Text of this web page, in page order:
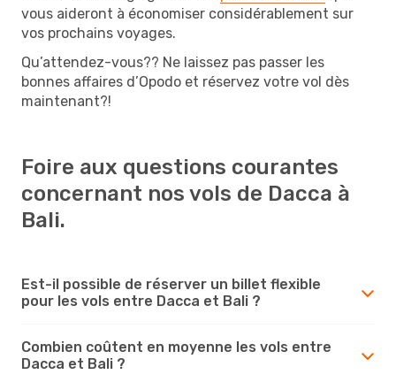
vous aideront à économiser considérablement sur
vos prochains voyages.
Qu’attendez-vous?? Ne laissez pas passer les
bonnes affaires d’Opodo et réservez votre vol dès
maintenant?!
Foire aux questions courantes
concernant nos vols de Dacca à
Bali.
Est-il possible de réserver un billet flexible
pour les vols entre Dacca et Bali ?
Combien coûtent en moyenne les vols entre
Dacca et Bali ?